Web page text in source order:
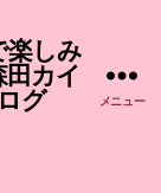
楽しみ
カイ
グ
メニュー